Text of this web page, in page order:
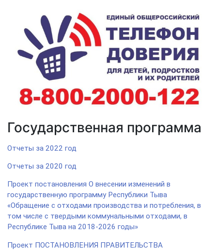
Государственная программа
Отчеты за 2022 год
Отчеты за 2020 год
Проект постановления О внесении изменений в
государственную программу Республики Тыва
«Обращение с отходами производства и потребления, в
том числе с твердыми коммунальными отходами, в
Республике Тыва на 2018-2026 годы»
Проект ПОСТАНОВЛЕНИЯ ПРАВИТЕЛЬСТВА